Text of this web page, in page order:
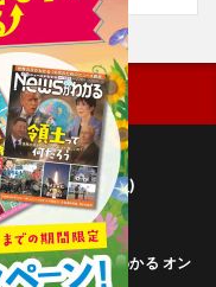
ー(毎日新聞出版)
新聞社)
誌「ニュースがわかる オン